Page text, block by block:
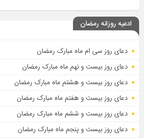
ادعیه روزانه رمضان
دعای روز سی ام ماه مبارک رمضان
دعای روز بیست و نهم ماه مبارک رمضان
دعای روز بیست و هشتم ماه مبارک رمضان
دعای روز بیست و هفتم ماه مبارک رمضان
دعای روز بیست و ششم ماه مبارک رمضان
دعای روز بیست و پنجم ماه مبارک رمضان